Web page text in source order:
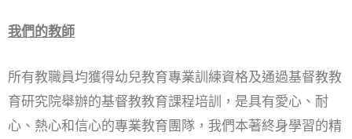
我們的教師
所有教職員均獲得幼兒教育專業訓練資格及通過基督教教
育研究院舉辦的基督教教育課程培訓，是具有愛心、耐
心、熱心和信心的專業教育團隊，我們本著終身學習的精